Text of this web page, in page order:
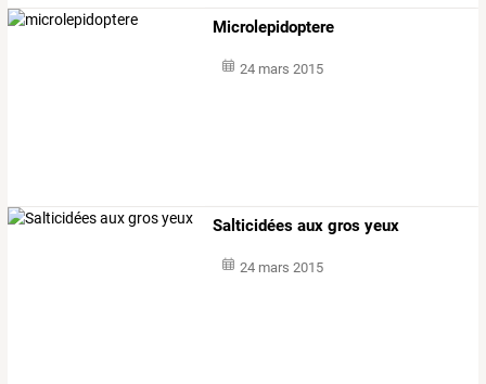
Microlepidoptere
24 mars 2015
Salticidées aux gros yeux
24 mars 2015